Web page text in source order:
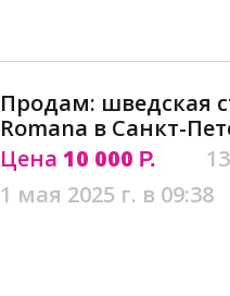
Продам: шведская
Romana в Санкт-
Цена 10 000 Р.
1 мая 2025 г. в 09:38